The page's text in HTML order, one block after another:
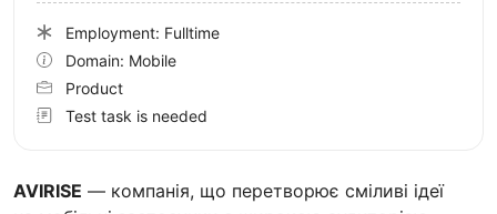
AVIRISE — компанія, що перетворює сміливі ідеї
Employment: Fulltime
Domain: Mobile
Product
Test task is needed